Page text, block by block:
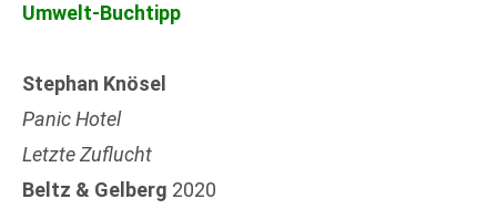
Umwelt-Buchtipp
Stephan Knösel
Panic Hotel
Letzte Zuflucht
Beltz & Gelberg 2020